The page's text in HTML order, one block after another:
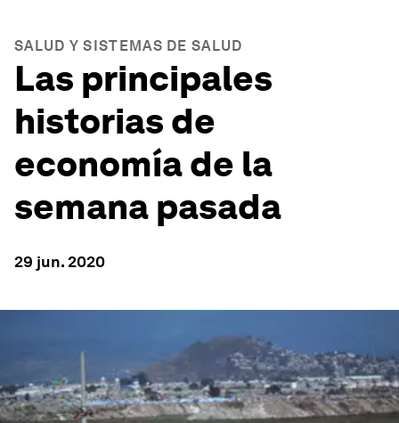
SALUD Y SISTEMAS DE SALUD
Las principales
historias de
economía de la
semana pasada
29 jun. 2020